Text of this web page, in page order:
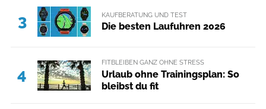
3 KAUFBERATUNG UND TEST
Die besten Laufuhren 2026
4
FITBLEIBEN GANZ OHNE STRESS
Urlaub ohne Trainingsplan: So
bleibst du fit